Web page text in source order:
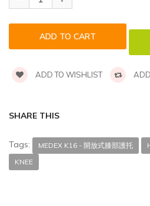
ADD TO WISHLIST
SHARE THIS
Tags: MEDEX K16 - 開放式膝部護托
KNEE